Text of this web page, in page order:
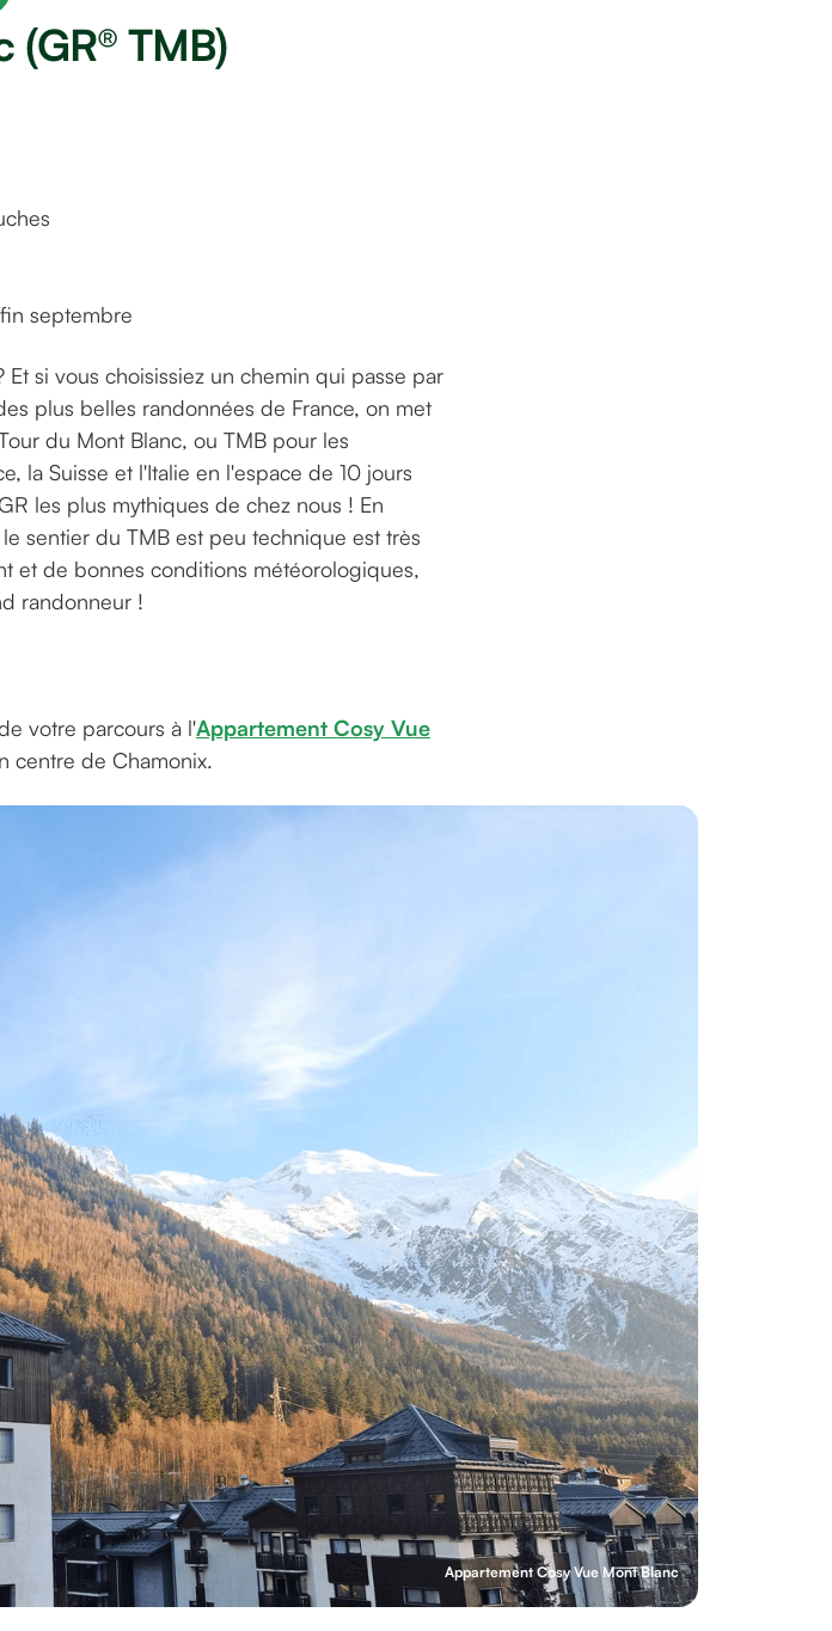
(GR® TMB)
septembre
si vous choisissiez un chemin qui passe par
plus belles randonnées de France, on met
du Mont Blanc, ou TMB pour les
la Suisse et l'Italie en l'espace de 10 jours
les plus mythiques de chez nous ! En
sentier du TMB est peu technique est très
et de bonnes conditions météorologiques,
randonneur !
votre parcours à l'Appartement Cosy Vue
centre de Chamonix.
Appartement Cosy Vue Mont Blanc